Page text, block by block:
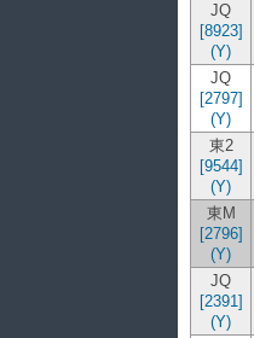
JQ
[8923]
(Y)
JQ
[2797]
(Y)
東2
[9544]
(Y)
東M
[2796]
(Y)
JQ
[2391]
(Y)